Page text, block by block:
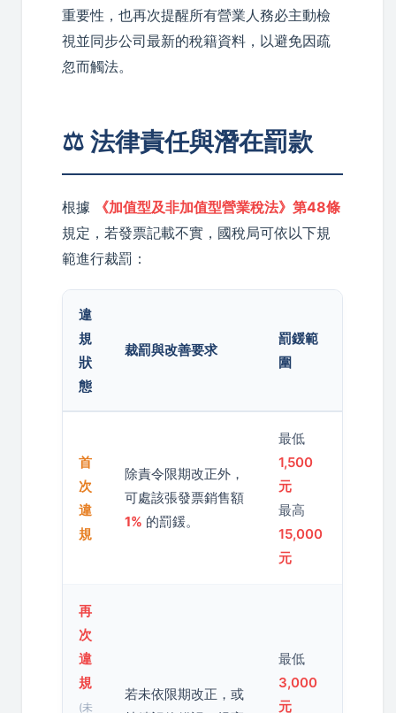
重要性，也再次提醒所有營業人務必主動檢
視並同步公司最新的稅籍資料，以避免因疏
忽而觸法。
⚖️ 法律責任與潛在罰款
根據
《加值型及非加值型營業稅法》第48條
規定，若發票記載不實，國稅局可依以下規
範進行裁罰：
違
規
狀
態
裁罰與改善要求
罰鍰範
圍
首
次
違
規
除責令限期改正外，
可處該張發票銷售額
1% 的罰鍰。
最低
1,500
元
最高
15,000
元
再
次
違
規
(未
若未依限期改正，或
最低
3,000
元